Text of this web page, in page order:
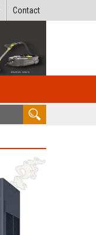
Contact